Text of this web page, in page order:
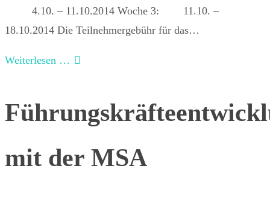
4.10. – 11.10.2014 Woche 3: 11.10. –
18.10.2014 Die Teilnehmergebühr für das…
Weiterlesen …
mit der MSA